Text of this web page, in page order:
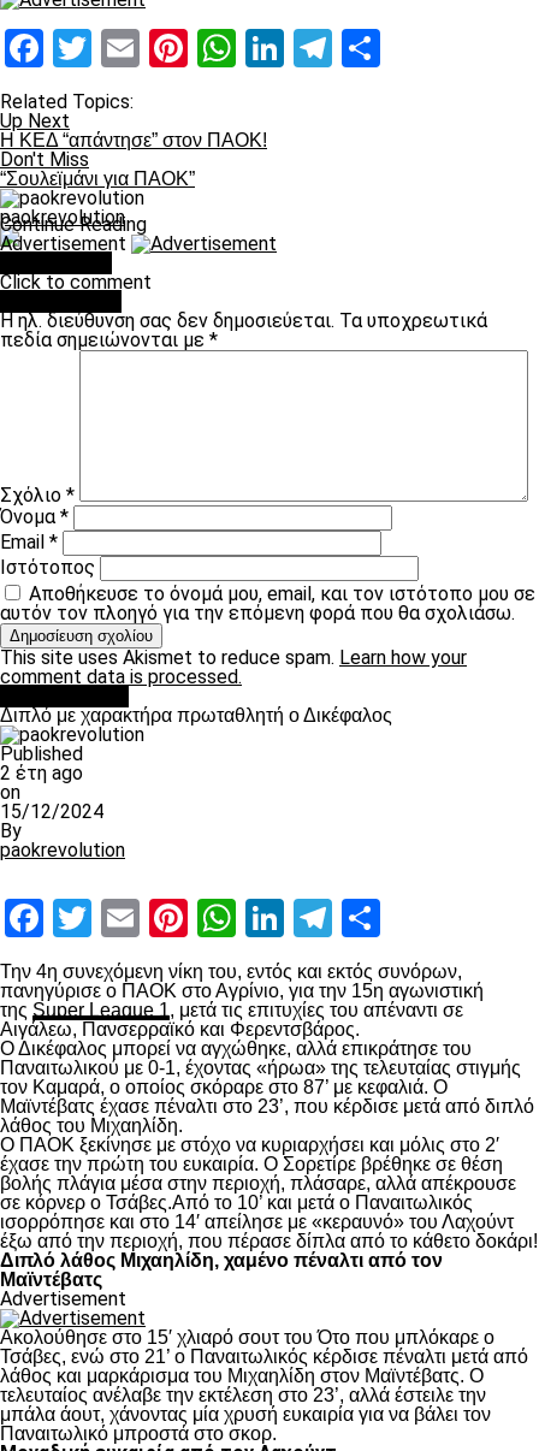
Facebook
Twitter
EmailPinterest
WhatsApp
LinkedIn
Telegram
Related Topics:
Up Next
H ΚΕΔ “απάντησε” στον ΠΑΟΚ!
Don't Miss
“Σουλεϊμάνι για ΠΑΟΚ”
paokrevolution
Continue Reading
Advertisement
Click to comment
Η ηλ. διεύθυνση σας δεν δημοσιεύεται. Τα υποχρεωτικά
πεδία σημειώνονται με *
Σχόλιο *
Όνομα*
Email *
Ιστότοπος
Αποθήκευσε το όνομά μου, email, και τον ιστότοπο μου σε
αυτόν τον πλοηγό για την επόμενη φορά που θα σχολιάσω.
This site uses Akismet to reduce spam. Learn how your
comment data is processed.
Διπλό με χαρακτήρα πρωταθλητή ο Δικέφαλος
Published
2 έτη ago
on
15/12/2024
By
paokrevolution
Facebook
Twitter
EmailPinterest
WhatsApp
LinkedIn
Telegram
Την 4η συνεχόμενη νίκη του, εντός και εκτός συνόρων,
πανηγύρισε ο ΠΑΟΚ στο Αγρίνιο, για την 15η αγωνιστική
της Super League 1, μετά τις επιτυχίες του απέναντι σε
Αιγάλεω, Πανσερραϊκό και Φερεντσβάρος.
Ο Δικέφαλος μπορεί να αγχώθηκε, αλλά επικράτησε του
Παναιτωλικού με 0-1, έχοντας «ήρωα» της τελευταίας στιγμής
τον Καμαρά, ο οποίος σκόραρε στο 87’ με κεφαλιά. Ο
Μαϊντέβατς έχασε πέναλτι στο 23’, που κέρδισε μετά από διπλό
λάθος του Μιχαηλίδη.
Ο ΠΑΟΚ ξεκίνησε με στόχο να κυριαρχήσει και μόλις στο 2′
έχασε την πρώτη του ευκαιρία. Ο Σορετίρε βρέθηκε σε θέση
βολής πλάγια μέσα στην περιοχή, πλάσαρε, αλλά απέκρουσε
σε κόρνερ ο Τσάβες.Από το 10’ και μετά ο Παναιτωλικός
ισορρόπησε και στο 14′ απείλησε με «κεραυνό» του Λαχούντ
έξω από την περιοχή, που πέρασε δίπλα από το κάθετο δοκάρι!
Διπλό λάθος Μιχαηλίδη, χαμένο πέναλτι από τον
Μαϊντέβατς
Advertisement
Ακολούθησε στο 15′ χλιαρό σουτ του Ότο που μπλόκαρε ο
Τσάβες, ενώ στο 21’ ο Παναιτωλικός κέρδισε πέναλτι μετά από
λάθος και μαρκάρισμα του Μιχαηλίδη στον Μαϊντέβατς. Ο
τελευταίος ανέλαβε την εκτέλεση στο 23’, αλλά έστειλε την
μπάλα άουτ, χάνοντας μία χρυσή ευκαιρία για να βάλει τον
Παναιτωλικό μπροστά στο σκορ.